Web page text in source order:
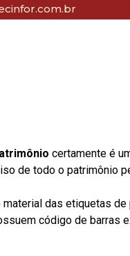
certamente é
de todo o patrimônio
material das etiquetas
código de barras